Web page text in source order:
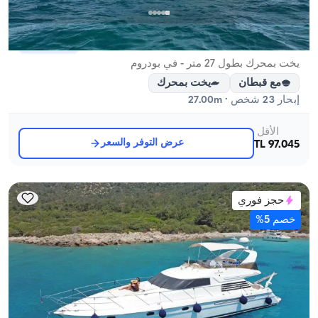
بودروم, Muğla قارب جديد
يخت بمحرك بطول 27 متر - في بودروم
مع قبطان
يخت بمحرك
إبحار 23 شخص · 27.00m
الأقل
97.045 TL
عرض التوفر والسعر
حجز فوري
خصم 5%